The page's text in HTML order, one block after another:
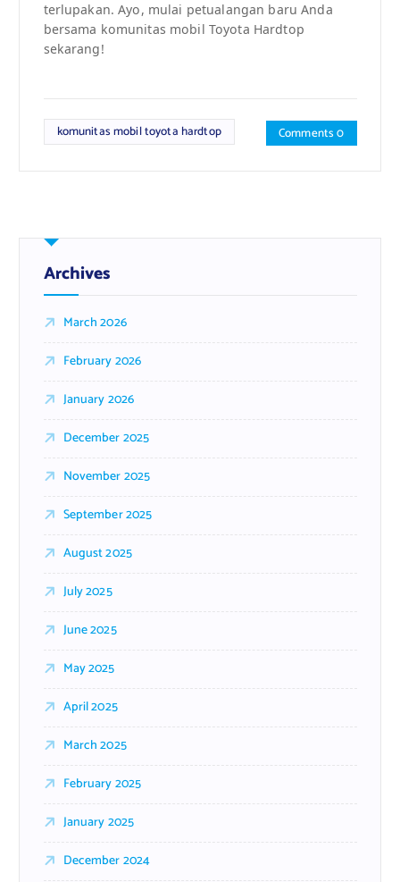
terlupakan. Ayo, mulai petualangan baru Anda
bersama komunitas mobil Toyota Hardtop
sekarang!
komunitas mobil toyota hardtop Comments 0
Archives
March 2026
February 2026
January 2026
December 2025
November 2025
September 2025
August 2025
July 2025
June 2025
May 2025
April 2025
March 2025
February 2025
January 2025
December 2024